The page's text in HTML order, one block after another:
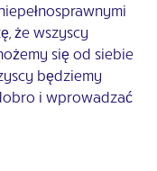
że wszyscy
się od siebie
będziemy
i wprowadzać